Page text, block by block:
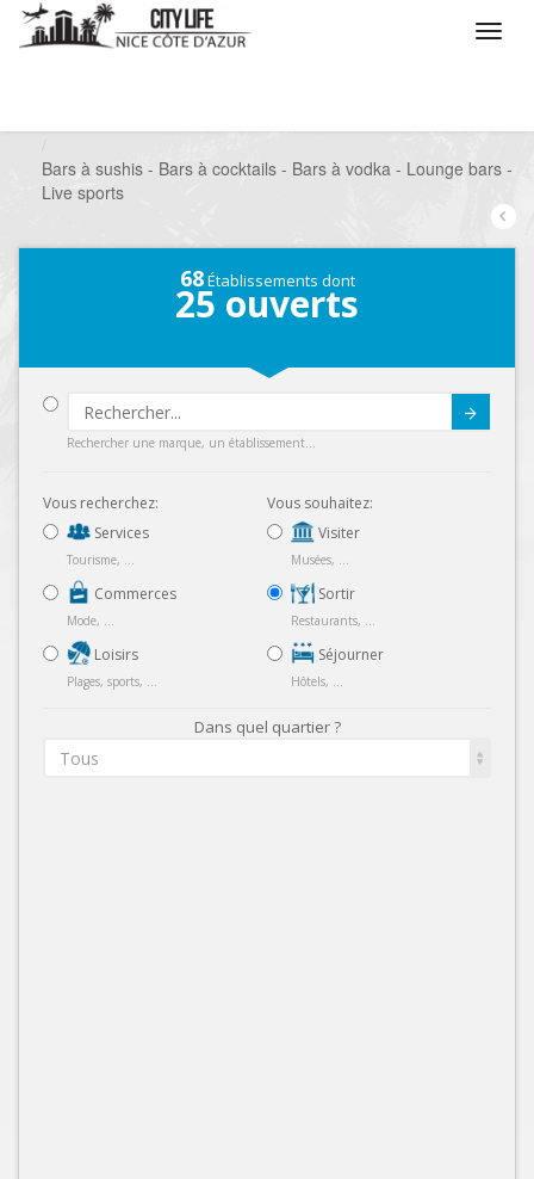
Bars à sushis - Bars à cocktails - Bars à vodka - Lounge bars -
Live sports
68Établissements dont
25 ouverts
Rechercher une marque, un établissement...
Vous recherchez:
Services
Tourisme, ...
Commerces
Mode, ...
Loisirs
Plages, sports, ...
Vous souhaitez:
Visiter
Musées, ...
Sortir
Restaurants, ...
Séjourner
Hôtels, ...
Dans quel quartier ?
Tous